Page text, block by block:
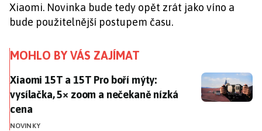
Xiaomi. Novinka bude tedy opět zrát jako víno a
bude použitelnější postupem času.
MOHLO BY VÁS ZAJÍMAT
Xiaomi 15T a 15T Pro boří mýty: vysílačka, 5× zoom
Xiaomi 15T a 15T Pro boří mýty:
vysílačka, 5× zoom a nečekaně nízká
cena
NOVINKY